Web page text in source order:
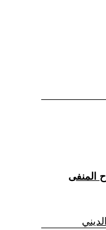
المنفى